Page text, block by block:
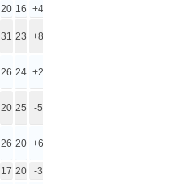
20 16 +4
31 23 +8
26 24 +2
20 25 -5
26 20 +6
17 20 -3